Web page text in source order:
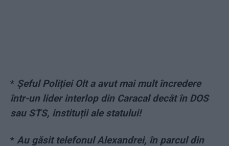
* Șeful Poliției Olt a avut mai mult încredere
într-un lider interlop din Caracal decât în DOS
sau STS, instituții ale statului!
* Au găsit telefonul Alexandrei, în parcul din